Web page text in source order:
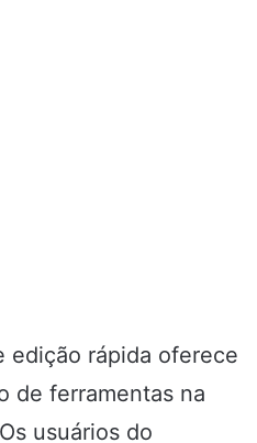
edição rápida oferece
de ferramentas na
usuários do